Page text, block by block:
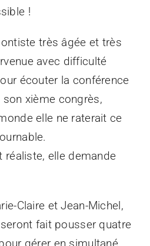
!
très âgée et très
avec difficulté
écouter la conférence
son xième congrès,
elle ne raterait ce
réaliste, elle demande
Claire et Jean-Michel,
fait pousser quatre
gérer en simultané